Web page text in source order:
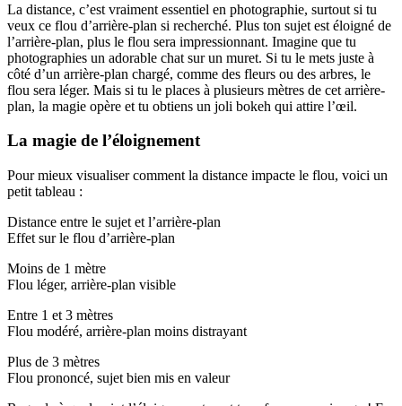
La distance, c’est vraiment essentiel en photographie, surtout si tu
veux ce flou d’arrière-plan si recherché. Plus ton sujet est éloigné de
l’arrière-plan, plus le flou sera impressionnant. Imagine que tu
photographies un adorable chat sur un muret. Si tu le mets juste à
côté d’un arrière-plan chargé, comme des fleurs ou des arbres, le
flou sera léger. Mais si tu le places à plusieurs mètres de cet arrière-
plan, la magie opère et tu obtiens un joli bokeh qui attire l’œil.
La magie de l’éloignement
Pour mieux visualiser comment la distance impacte le flou, voici un
petit tableau :
Distance entre le sujet et l’arrière-plan
Effet sur le flou d’arrière-plan
Moins de 1 mètre
Flou léger, arrière-plan visible
Entre 1 et 3 mètres
Flou modéré, arrière-plan moins distrayant
Plus de 3 mètres
Flou prononcé, sujet bien mis en valeur